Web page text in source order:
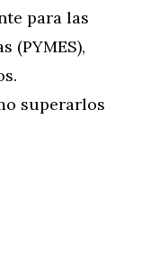
para las
(PYMES),
superarlos